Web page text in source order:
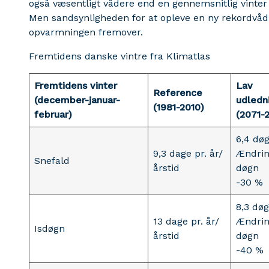
også væsentligt vådere end en gennemsnitlig
Men sandsynligheden for at opleve en ny
opvarmningen fremover.
Fremtidens danske vintre fra Klimatlas
Fremtidens vinter
(december-januar-
februar)
Reference
(1981-2010)
Lav
(2071-
Snefald
9,3 dage pr. år/
årstid
6,4
døgn
-30 %
Isdøgn
13 dage pr. år/
årstid
8,3
døgn
-40 %